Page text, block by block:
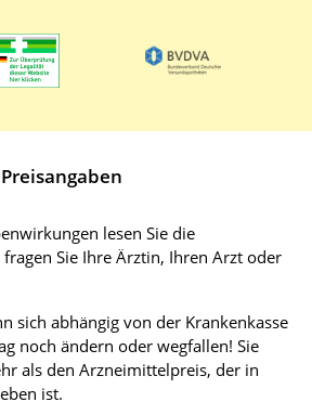
lesen Sie die
Sie Ihre Ärztin, Ihren Arzt oder
sich abhängig von der Krankenkasse
noch ändern oder wegfallen! Sie
als den Arzneimittelpreis, der in
ist.